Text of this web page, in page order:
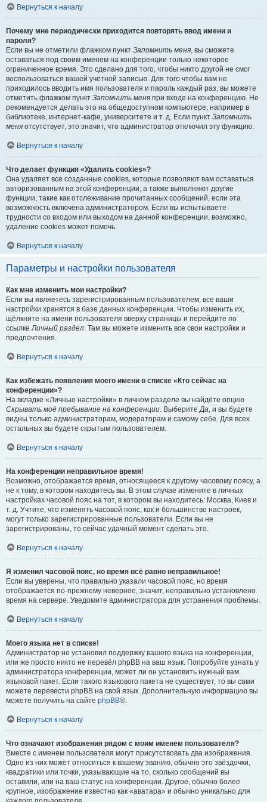
Вернуться к началу
Почему мне периодически приходится повторять ввод имени и
пароля?
Если вы не отметили флажком пункт Запомнить меня, вы сможете
оставаться под своим именем на конференции только некоторое
ограниченное время. Это сделано для того, чтобы никто другой не смог
воспользоваться вашей учётной записью. Для того чтобы вам не
приходилось вводить имя пользователя и пароль каждый раз, вы можете
отметить флажком пункт Запомнить меня при входе на конференцию. Не
рекомендуется делать это на общедоступном компьютере, например в
библиотеке, интернет-кафе, университете и т. д. Если пункт Запомнить
меня отсутствует, это значит, что администратор отключил эту функцию.
Вернуться к началу
Что делает функция «Удалить cookies»?
Она удаляет все созданные cookies, которые позволяют вам оставаться
авторизованным на этой конференции, а также выполняют другие
функции, такие как отслеживание прочитанных сообщений, если эта
возможность включена администратором. Если вы испытываете
трудности со входом или выходом на данной конференции, возможно,
удаление cookies может помочь.
Вернуться к началу
Параметры и настройки пользователя
Как мне изменить мои настройки?
Если вы являетесь зарегистрированным пользователем, все ваши
настройки хранятся в базе данных конференции. Чтобы изменить их,
щёлкните на имени пользователя вверху страницы и перейдите по
ссылкеЛичный раздел. Там вы можете изменить все свои настройки и
предпочтения.
Вернуться к началу
Как избежать появления моего имени в списке «Кто сейчас на
конференции»?
На вкладке «Личные настройки» в личном разделе вы найдёте опцию
Скрывать моё пребывание на конференции. ВыберитеДа, и вы будете
видны только администраторам, модераторам и самому себе. Для всех
остальных вы будете скрытым пользователем.
Вернуться к началу
На конференции неправильное время!
Возможно, отображается время, относящееся к другому часовому поясу, а
не к тому, в котором находитесь вы. В этом случае измените в личных
настройках часовой пояс на тот, в котором вы находитесь: Москва, Киев и
т. д. Учтите, что изменять часовой пояс, как и большинство настроек,
могут только зарегистрированные пользователи. Если вы не
зарегистрированы, то сейчас удачный момент сделать это.
Вернуться к началу
Я изменил часовой пояс, но время всё равно неправильное!
Если вы уверены, что правильно указали часовой пояс, но время
отображается по-прежнему неверное, значит, неправильно установлено
время на сервере. Уведомите администратора для устранения проблемы.
Вернуться к началу
Моего языка нет в списке!
Администратор не установил поддержку вашего языка на конференции,
или же просто никто не перевёл phpBB на ваш язык. Попробуйте узнать у
администратора конференции, может ли он установить нужный вам
языковой пакет. Если такого языкового пакета не существует, то вы сами
можете перевести phpBB на свой язык. Дополнительную информацию вы
можете получить на сайте phpBB®.
Вернуться к началу
Что означают изображения рядом с моим именем пользователя?
Вместе с именем пользователя могут присутствовать два изображения.
Одно из них может относиться к вашему званию, обычно это звёздочки,
квадратики или точки, указывающие на то, сколько сообщений вы
оставили, или на ваш статус на конференции. Другое, обычно более
крупное, изображение известно как «аватара» и обычно уникально для